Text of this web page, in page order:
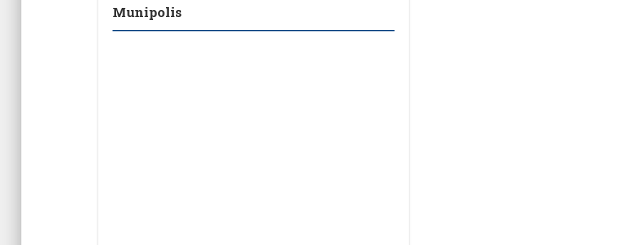
Munipolis